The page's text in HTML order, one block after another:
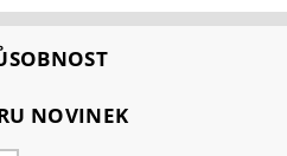
NOVINEK